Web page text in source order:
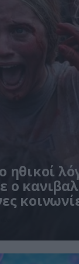
ηθικοί
ο